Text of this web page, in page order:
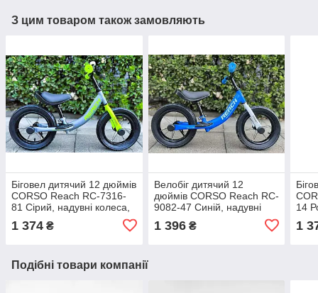
З цим товаром також замовляють
Біговел дитячий 12 дюймів
CORSO Reach RC-7316-
81 Сірий, надувні колеса,
підніжка, підставка для ніг,
велобіг
1 374 ₴
Велобіг дитячий 12
дюймів CORSO Reach RC-
9082-47 Синій, надувні
колеса, підніжка, підставка
для ніг, біговел
1 396₴
14
1
Подібні товари компанії